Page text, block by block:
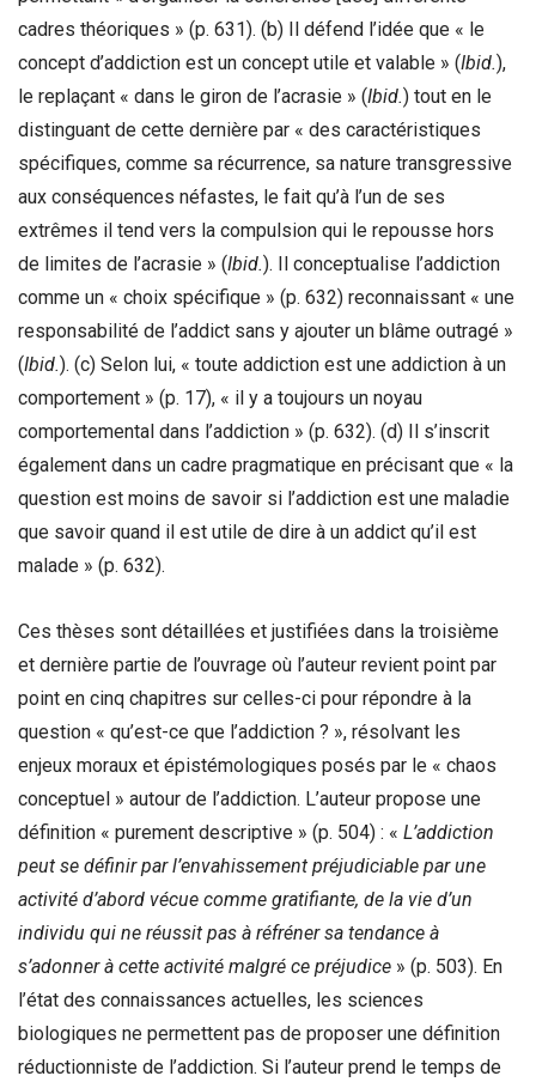
cadres théoriques » (p. 631). (b) Il défend l’idée que « le
concept d’addiction est un concept utile et valable » (Ibid.),
le replaçant « dans le giron de l’acrasie » (Ibid.) tout en le
distinguant de cette dernière par « des caractéristiques
spécifiques, comme sa récurrence, sa nature transgressive
aux conséquences néfastes, le fait qu’à l’un de ses
extrêmes il tend vers la compulsion qui le repousse hors
de limites de l’acrasie » (Ibid.). Il conceptualise l’addiction
comme un « choix spécifique » (p. 632) reconnaissant « une
responsabilité de l’addict sans y ajouter un blâme outragé »
(Ibid.). (c) Selon lui, « toute addiction est une addiction à un
comportement » (p. 17), « il y a toujours un noyau
comportemental dans l’addiction » (p. 632). (d) Il s’inscrit
également dans un cadre pragmatique en précisant que « la
question est moins de savoir si l’addiction est une maladie
que savoir quand il est utile de dire à un addict qu’il est
malade » (p. 632).
Ces thèses sont détaillées et justifiées dans la troisième
et dernière partie de l’ouvrage où l’auteur revient point par
point en cinq chapitres sur celles-ci pour répondre à la
question « qu’est-ce que l’addiction ? », résolvant les
enjeux moraux et épistémologiques posés par le « chaos
conceptuel » autour de l’addiction. L’auteur propose une
définition « purement descriptive » (p. 504) : « L’addiction
peut se définir par l’envahissement préjudiciable par une
activité d’abord vécue comme gratifiante, de la vie d’un
individu qui ne réussit pas à réfréner sa tendance à
s’adonner à cette activité malgré ce préjudice » (p. 503). En
l’état des connaissances actuelles, les sciences
biologiques ne permettent pas de proposer une définition
réductionniste de l’addiction. Si l’auteur prend le temps de